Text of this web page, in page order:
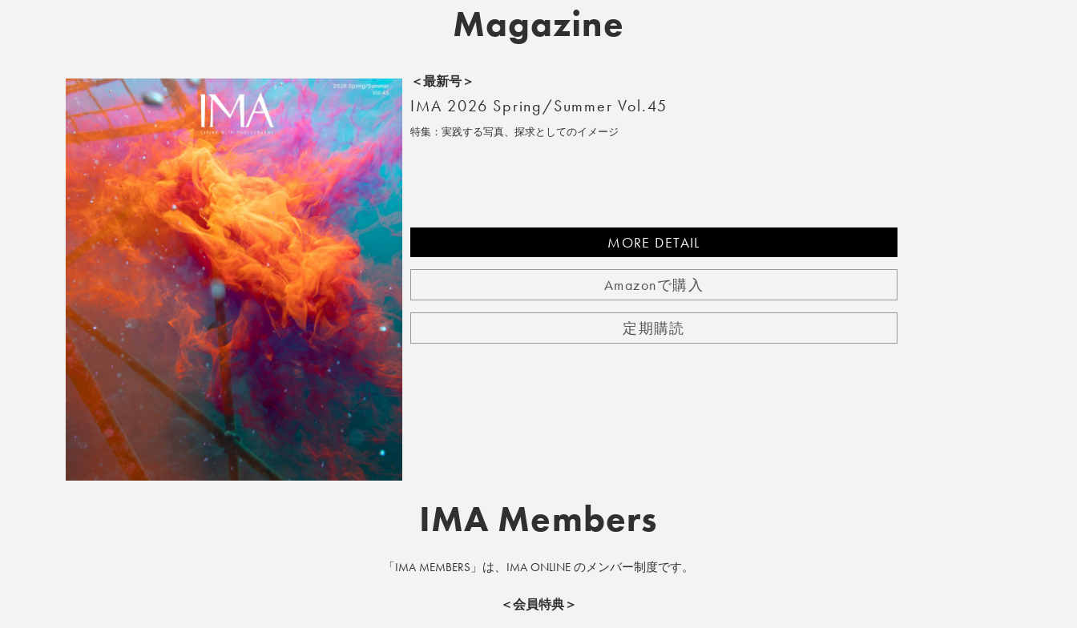
Magazine
>>全国の取り扱い店舗
＜最新号＞
IMA 2026 Spring/Summer Vol.45
特集：実践する写真、探求としてのイメージ
MORE DETAIL
Amazonで購入
定期購読
IMA Members
「IMA MEMBERS」は、IMA ONLINE のメンバー制度です。
＜会員特典＞